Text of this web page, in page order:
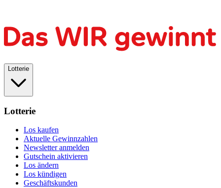
Lotterie
Lotterie
Los kaufen
Aktuelle Gewinnzahlen
Newsletter anmelden
Gutschein aktivieren
Los ändern
Los kündigen
Geschäftskunden